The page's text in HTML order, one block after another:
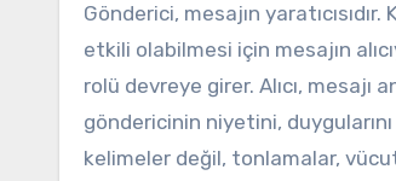
Gönderici, mesajın
etkili olabilmesi için mesajın
rolü devreye girer. Alıcı, mesajı
göndericinin niyetini,
kelimeler değil, tonlamalar,